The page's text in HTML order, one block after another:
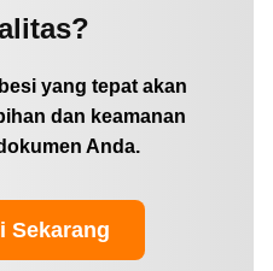
yang tepat akan
dan keamanan
Anda.
Sekarang